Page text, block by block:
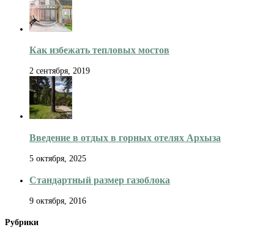
Как избежать тепловых мостов
2 сентября, 2019
Введение в отдых в горных отелях Архыза
5 октября, 2025
Стандартный размер газоблока
9 октября, 2016
Рубрики